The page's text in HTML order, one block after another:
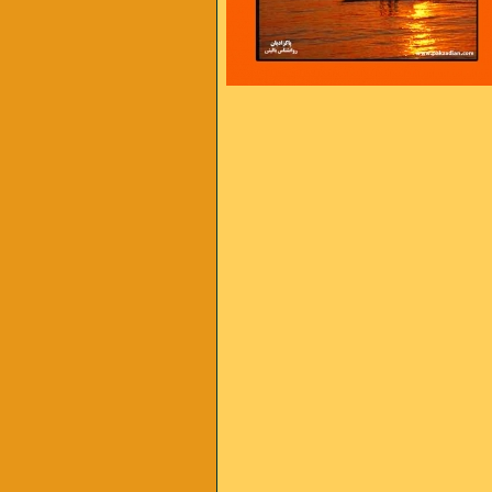
است ، و من از آن سخت تر
شدن را داریم از فشارهای سخت
است بیاد داشته باشیم :